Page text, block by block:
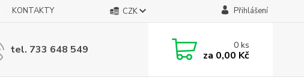
KONTAKTY CZK Přihlášení
tel. 733 648 549 0ks
za 0,00 Kč